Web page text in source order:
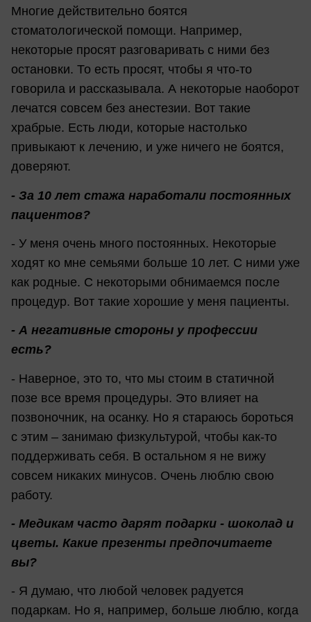
Многие действительно боятся
стоматологической помощи. Например,
некоторые просят разговаривать с ними без
остановки. То есть просят, чтобы я что-то
говорила и рассказывала. А некоторые наоборот
лечатся совсем без анестезии. Вот такие
храбрые. Есть люди, которые настолько
привыкают к лечению, и уже ничего не боятся,
доверяют.
- За 10 лет стажа наработали постоянных
пациентов?
- У меня очень много постоянных. Некоторые
ходят ко мне семьями больше 10 лет. С ними уже
как родные. С некоторыми обнимаемся после
процедур. Вот такие хорошие у меня пациенты.
- А негативные стороны у профессии
есть?
- Наверное, это то, что мы стоим в статичной
позе все время процедуры. Это влияет на
позвоночник, на осанку. Но я стараюсь бороться
с этим – занимаю физкультурой, чтобы как-то
поддерживать себя. В остальном я не вижу
совсем никаких минусов. Очень люблю свою
работу.
- Медикам часто дарят подарки - шоколад и
цветы. Какие презенты предпочитаете
вы?
- Я думаю, что любой человек радуется
подаркам. Но я, например, больше люблю, когда